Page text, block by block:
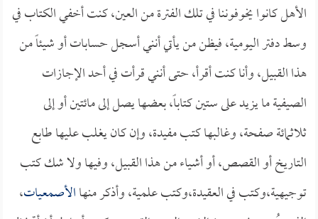
الأهل كانوا يخوفوننا في تلك الفترة من العين، كنت أخفي الكتاب في
وسط دفتر اليومية، فيظن من يأتي أنني أسجل حسابات أو شيئاً من
هذا القبيل، وأنا كنت أقرأ، حتى أنني قرأت في أحد الإجازات
الصيفية ما يزيد على ستين كتاباً، بعضها يصل إلى مائتين أو إلى
ثلاثمائة صفحة، وغالبها كتب مفيدة، وإن كان يغلب عليها طابع
التاريخ أو القصص، أو أشياء من هذا القبيل، وفيها ولا شك كتب
توجيهية،وكتب في العقيدة،وكتب علمية، وأذكر منهاالأصمعيات،